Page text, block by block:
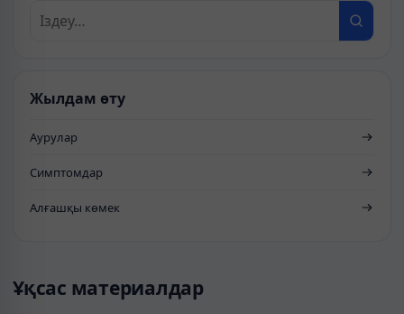
Жылдам өту
Аурулар
Симптомдар
Алғашқы көмек
Ұқсас материалдар